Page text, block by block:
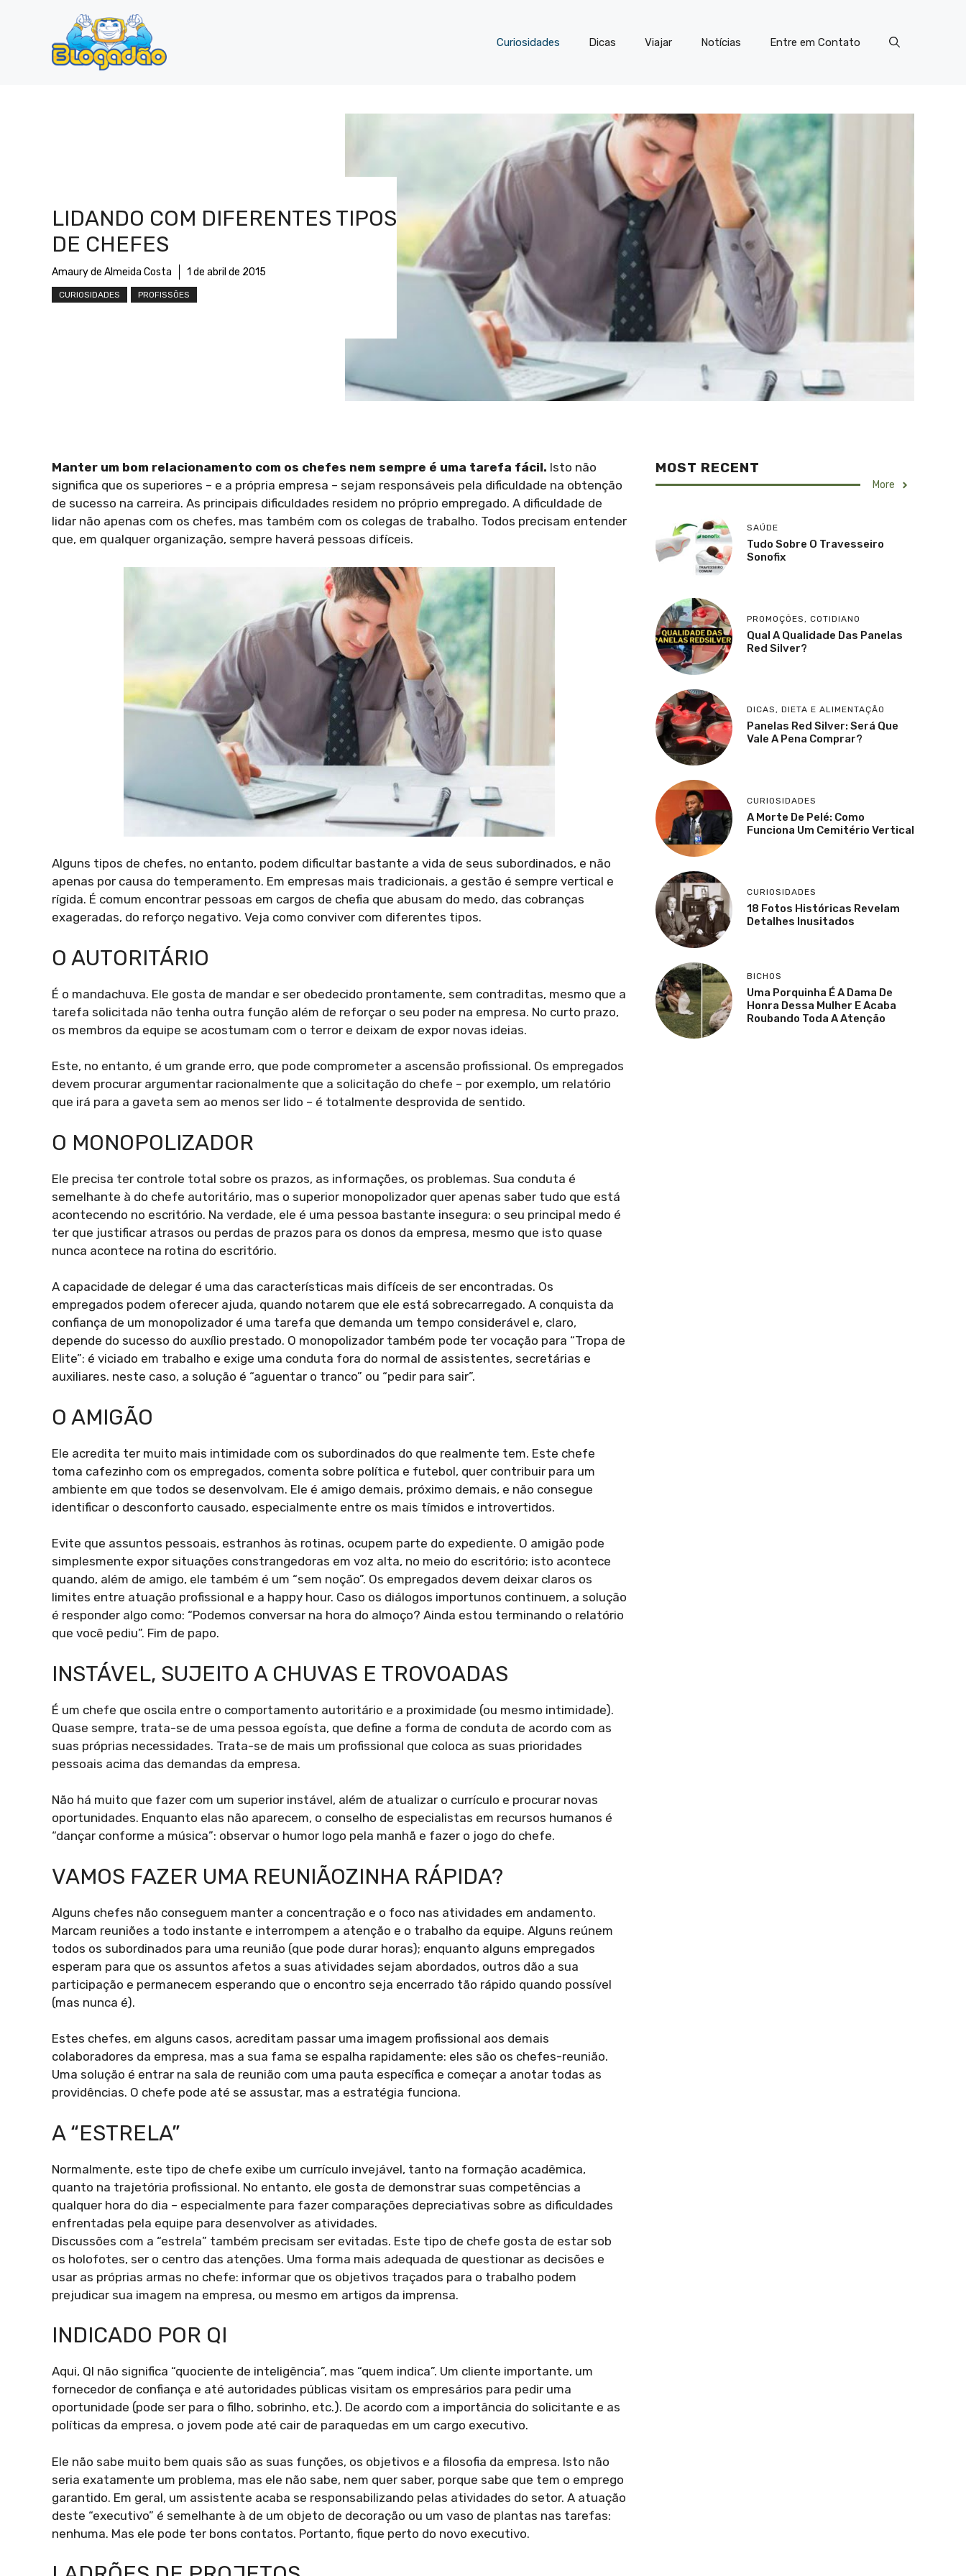
conteúdo
Curiosidades Dicas Viajar Notícias Entre em Contato
LIDANDO COM DIFERENTES TIPOS
DE CHEFES
Amaury de Almeida Costa 1 de abril de 2015
CURIOSIDADES PROFISSÕES
Manter um bom relacionamento com os chefes nem sempre é uma tarefa fácil. Isto não
significa que os superiores – e a própria empresa – sejam responsáveis pela dificuldade na obtenção
de sucesso na carreira. As principais dificuldades residem no próprio empregado. A dificuldade de
lidar não apenas com os chefes, mas também com os colegas de trabalho. Todos precisam entender
que, em qualquer organização, sempre haverá pessoas difíceis.
Alguns tipos de chefes, no entanto, podem dificultar bastante a vida de seus subordinados, e não
apenas por causa do temperamento. Em empresas mais tradicionais, a gestão é sempre vertical e
rígida. É comum encontrar pessoas em cargos de chefia que abusam do medo, das cobranças
exageradas, do reforço negativo. Veja como conviver com diferentes tipos.
O AUTORITÁRIO
É o mandachuva. Ele gosta de mandar e ser obedecido prontamente, sem contraditas, mesmo que a
tarefa solicitada não tenha outra função além de reforçar o seu poder na empresa. No curto prazo,
os membros da equipe se acostumam com o terror e deixam de expor novas ideias.
Este, no entanto, é um grande erro, que pode comprometer a ascensão profissional. Os empregados
devem procurar argumentar racionalmente que a solicitação do chefe – por exemplo, um relatório
que irá para a gaveta sem ao menos ser lido – é totalmente desprovida de sentido.
O MONOPOLIZADOR
Ele precisa ter controle total sobre os prazos, as informações, os problemas. Sua conduta é
semelhante à do chefe autoritário, mas o superior monopolizador quer apenas saber tudo que está
acontecendo no escritório. Na verdade, ele é uma pessoa bastante insegura: o seu principal medo é
ter que justificar atrasos ou perdas de prazos para os donos da empresa, mesmo que isto quase
nunca acontece na rotina do escritório.
A capacidade de delegar é uma das características mais difíceis de ser encontradas. Os
empregados podem oferecer ajuda, quando notarem que ele está sobrecarregado. A conquista da
confiança de um monopolizador é uma tarefa que demanda um tempo considerável e, claro,
depende do sucesso do auxílio prestado. O monopolizador também pode ter vocação para “Tropa de
Elite”: é viciado em trabalho e exige uma conduta fora do normal de assistentes, secretárias e
auxiliares. neste caso, a solução é “aguentar o tranco” ou “pedir para sair”.
O AMIGÃO
Ele acredita ter muito mais intimidade com os subordinados do que realmente tem. Este chefe
toma cafezinho com os empregados, comenta sobre política e futebol, quer contribuir para um
ambiente em que todos se desenvolvam. Ele é amigo demais, próximo demais, e não consegue
identificar o desconforto causado, especialmente entre os mais tímidos e introvertidos.
Evite que assuntos pessoais, estranhos às rotinas, ocupem parte do expediente. O amigão pode
simplesmente expor situações constrangedoras em voz alta, no meio do escritório; isto acontece
quando, além de amigo, ele também é um “sem noção”. Os empregados devem deixar claros os
limites entre atuação profissional e a happy hour. Caso os diálogos importunos continuem, a solução
é responder algo como: “Podemos conversar na hora do almoço? Ainda estou terminando o relatório
que você pediu”. Fim de papo.
INSTÁVEL, SUJEITO A CHUVAS E TROVOADAS
É um chefe que oscila entre o comportamento autoritário e a proximidade (ou mesmo intimidade).
Quase sempre, trata-se de uma pessoa egoísta, que define a forma de conduta de acordo com as
suas próprias necessidades. Trata-se de mais um profissional que coloca as suas prioridades
pessoais acima das demandas da empresa.
Não há muito que fazer com um superior instável, além de atualizar o currículo e procurar novas
oportunidades. Enquanto elas não aparecem, o conselho de especialistas em recursos humanos é
“dançar conforme a música”: observar o humor logo pela manhã e fazer o jogo do chefe.
VAMOS FAZER UMA REUNIÃOZINHA RÁPIDA?
Alguns chefes não conseguem manter a concentração e o foco nas atividades em andamento.
Marcam reuniões a todo instante e interrompem a atenção e o trabalho da equipe. Alguns reúnem
todos os subordinados para uma reunião (que pode durar horas); enquanto alguns empregados
esperam para que os assuntos afetos a suas atividades sejam abordados, outros dão a sua
participação e permanecem esperando que o encontro seja encerrado tão rápido quando possível
(mas nunca é).
Estes chefes, em alguns casos, acreditam passar uma imagem profissional aos demais
colaboradores da empresa, mas a sua fama se espalha rapidamente: eles são os chefes-reunião.
Uma solução é entrar na sala de reunião com uma pauta específica e começar a anotar todas as
providências. O chefe pode até se assustar, mas a estratégia funciona.
A “ESTRELA”
Normalmente, este tipo de chefe exibe um currículo invejável, tanto na formação acadêmica,
quanto na trajetória profissional. No entanto, ele gosta de demonstrar suas competências a
qualquer hora do dia – especialmente para fazer comparações depreciativas sobre as dificuldades
enfrentadas pela equipe para desenvolver as atividades.
Discussões com a “estrela” também precisam ser evitadas. Este tipo de chefe gosta de estar sob
os holofotes, ser o centro das atenções. Uma forma mais adequada de questionar as decisões e
usar as próprias armas no chefe: informar que os objetivos traçados para o trabalho podem
prejudicar sua imagem na empresa, ou mesmo em artigos da imprensa.
INDICADO POR QI
Aqui, QI não significa “quociente de inteligência”, mas “quem indica”. Um cliente importante, um
fornecedor de confiança e até autoridades públicas visitam os empresários para pedir uma
oportunidade (pode ser para o filho, sobrinho, etc.). De acordo com a importância do solicitante e as
políticas da empresa, o jovem pode até cair de paraquedas em um cargo executivo.
Ele não sabe muito bem quais são as suas funções, os objetivos e a filosofia da empresa. Isto não
seria exatamente um problema, mas ele não sabe, nem quer saber, porque sabe que tem o emprego
garantido. Em geral, um assistente acaba se responsabilizando pelas atividades do setor. A atuação
deste “executivo” é semelhante à de um objeto de decoração ou um vaso de plantas nas tarefas:
nenhuma. Mas ele pode ter bons contatos. Portanto, fique perto do novo executivo.
MOST RECENT
More
SAÚDE
Tudo Sobre O Travesseiro
Sonofix
PROMOÇÕES , COTIDIANO
Qual A Qualidade Das Panelas
Red Silver?
DICAS, DIETA E ALIMENTAÇÃO
Panelas Red Silver: Será Que
Vale A Pena Comprar?
CURIOSIDADES
A Morte De Pelé: Como
Funciona Um Cemitério Vertical
CURIOSIDADES
18 Fotos Históricas Revelam
Detalhes Inusitados
BICHOS
Uma Porquinha É A Dama De
Honra Dessa Mulher E Acaba
Roubando Toda A Atenção